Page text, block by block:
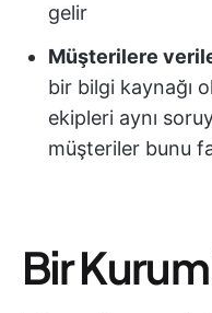
gelir
Müşterilere
bir bilgi kaynağı
ekipleri aynı
müşteriler bunu
Bir